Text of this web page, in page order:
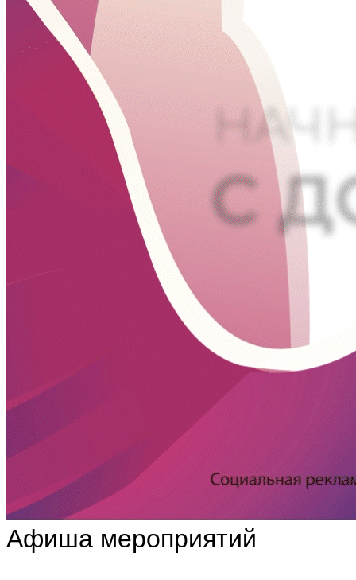
Афиша мероприятий